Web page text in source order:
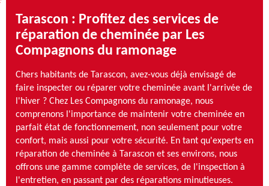
Tarascon : Profitez des services de
réparation de cheminée par Les
Compagnons du ramonage
Chers habitants de Tarascon, avez-vous déjà envisagé de
faire inspecter ou réparer votre cheminée avant l'arrivée de
l'hiver ? Chez Les Compagnons du ramonage, nous
comprenons l'importance de maintenir votre cheminée en
parfait état de fonctionnement, non seulement pour votre
confort, mais aussi pour votre sécurité. En tant qu'experts en
réparation de cheminée à Tarascon et ses environs, nous
offrons une gamme complète de services, de l'inspection à
l'entretien, en passant par des réparations minutieuses.